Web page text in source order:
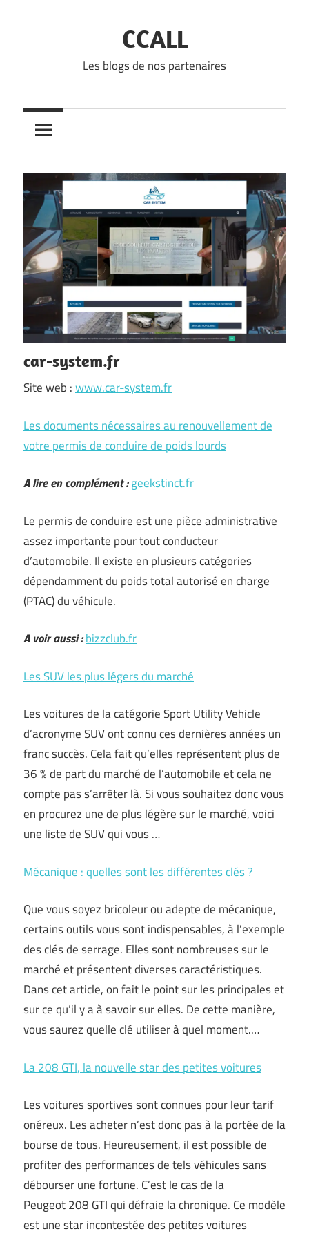
CCALL
Les blogs de nos partenaires
car-system.fr
Site web :www.car-system.fr
Les documents nécessaires au renouvellement de
votre permis de conduire de poids lourds
A lire en complément :geekstinct.fr
Le permis de conduire est une pièce administrative
assez importante pour tout conducteur
d’automobile. Il existe en plusieurs catégories
dépendamment du poids total autorisé en charge
(PTAC) du véhicule.
A voir aussi :bizzclub.fr
Les SUV les plus légers du marché
Les voitures de la catégorie Sport Utility Vehicle
d’acronyme SUV ont connu ces dernières années un
franc succès. Cela fait qu’elles représentent plus de
36 % de part du marché de l’automobile et cela ne
compte pas s’arrêter là. Si vous souhaitez donc vous
en procurez une de plus légère sur le marché, voici
une liste de SUV qui vous …
Mécanique : quelles sont les différentes clés ?
Que vous soyez bricoleur ou adepte de mécanique,
certains outils vous sont indispensables, à l’exemple
des clés de serrage. Elles sont nombreuses sur le
marché et présentent diverses caractéristiques.
Dans cet article, on fait le point sur les principales et
sur ce qu’il y a à savoir sur elles. De cette manière,
vous saurez quelle clé utiliser à quel moment.…
La 208 GTI, la nouvelle star des petites voitures
Les voitures sportives sont connues pour leur tarif
onéreux. Les acheter n’est donc pas à la portée de la
bourse de tous. Heureusement, il est possible de
profiter des performances de tels véhicules sans
débourser une fortune. C’est le cas de la
Peugeot 208 GTI qui défraie la chronique. Ce modèle
est une star incontestée des petites voitures